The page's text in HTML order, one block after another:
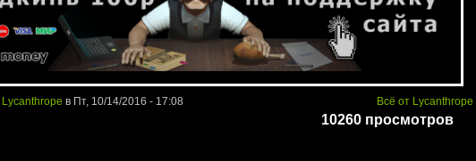
Всё от Lycanthrope
Lycanthrope в Пт, 10/14/2016 - 17:08
10260 просмотров